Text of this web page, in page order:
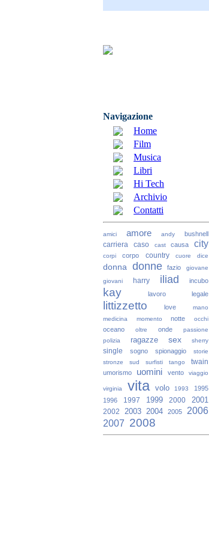
Navigazione
Home
Film
Musica
Libri
Hi Tech
Archivio
Contatti
amici amore andy bushnell
carriera caso cast causa city
corpi corpo country cuore dice
donna donne fazio
giovane
giovani
harry iliad incubo
kay lavoro legale
littizzetto love
mano
medicina
momento notte occhi
oceano oltre onde
passione
polizia
ragazze sex sherry
single sogno spionaggio
storie
stronze
sud surfisti tango
twain
umorismo
uomini vento viaggio
virginia vita volo 1993
1995
1996
1997 1999 2000 2001
2002 2003 2004 2005
2006
2007 2008